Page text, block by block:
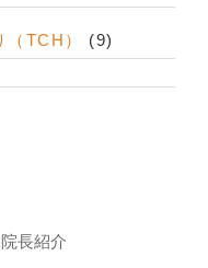
TCH） (9)
院長紹介